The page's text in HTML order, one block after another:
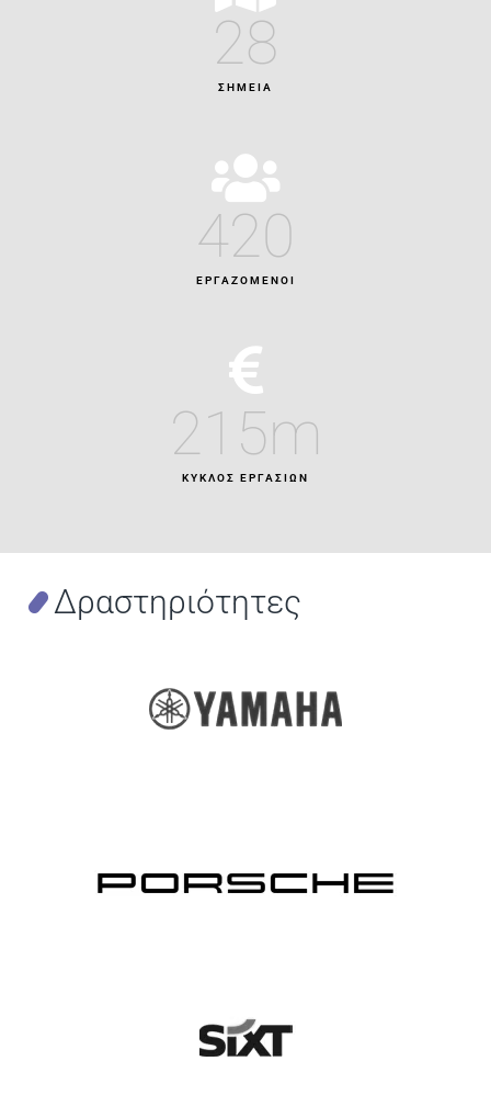
ΣΗΜΕΙΑ
28
ΕΡΓΑΖΌΜΕΝΟΙ
420
ΚΥΚΛΟΣ ΕΡΓΑΣΙΩΝ
215m
Δραστηριότητες